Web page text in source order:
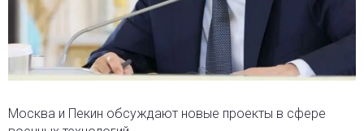
Москва и Пекин обсуждают новые проекты в сфере